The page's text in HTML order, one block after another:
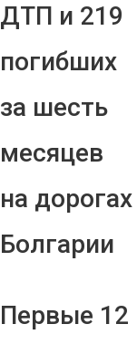
ДТП и 219
погибших
за шесть
месяцев
на дорогах
Болгарии
Первые 12